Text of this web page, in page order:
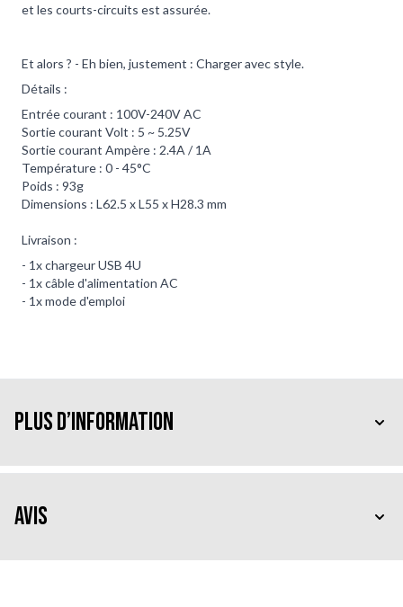
et les courts-circuits est assurée.
Et alors ? - Eh bien, justement : Charger avec style.
Détails :
Entrée courant : 100V-240V AC
Sortie courant Volt : 5 ~ 5.25V
Sortie courant Ampère : 2.4A / 1A
Température : 0 - 45°C
Poids : 93g
Dimensions : L62.5 x L55 x H28.3 mm
Livraison :
- 1x chargeur USB 4U
- 1x câble d'alimentation AC
- 1x mode d'emploi
Plus d’information
Avis